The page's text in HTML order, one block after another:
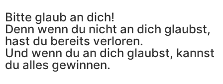
Bitte glaub an dich!
Denn wenn du nicht an dich glaubst,
hast du bereits verloren.
Und wenn du an dich glaubst, kannst
du alles gewinnen.